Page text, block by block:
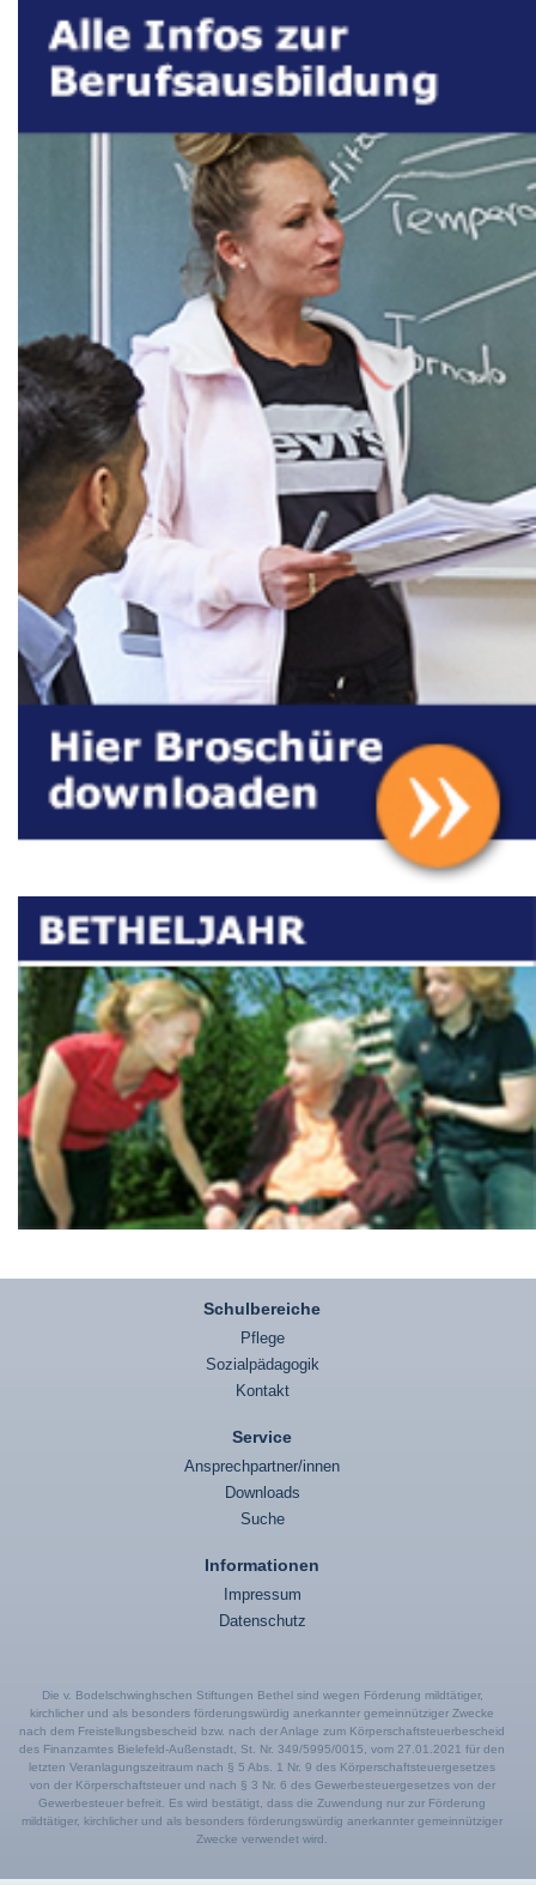
Schulbereiche
Pflege
Sozialpädagogik
Kontakt
Service
Ansprechpartner/innen
Downloads
Suche
Informationen
Impressum
Datenschutz
Die v. Bodelschwinghschen Stiftungen Bethel sind wegen Förderung mildtätiger,
kirchlicher und als besonders förderungswürdig anerkannter gemeinnütziger Zwecke
nach dem Freistellungsbescheid bzw. nach der Anlage zum Körperschaftsteuerbescheid
des Finanzamtes Bielefeld-Außenstadt, St. Nr. 349/5995/0015, vom 27.01.2021 für den
letzten Veranlagungszeitraum nach § 5 Abs. 1 Nr. 9 des Körperschaftsteuergesetzes
von der Körperschaftsteuer und nach § 3 Nr. 6 des Gewerbesteuergesetzes von der
Gewerbesteuer befreit. Es wird bestätigt, dass die Zuwendung nur zur Förderung
mildtätiger, kirchlicher und als besonders förderungswürdig anerkannter gemeinnütziger
Zwecke verwendet wird.